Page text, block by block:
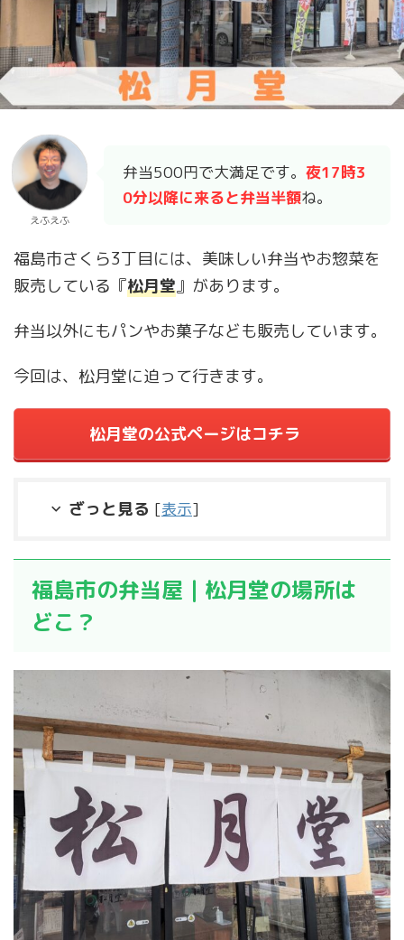
えふえふ
弁当500円で大満足です。 夜17時3
0分以降に来ると弁当半額ね。
福島市さくら3丁目には、美味しい弁当やお惣菜を
販売している『松月堂』があります。
弁当以外にもパンやお菓子なども販売しています。
今回は、松月堂に迫って行きます。
松月堂の公式ページはコチラ
ざっと見る [表示]
福島市の弁当屋｜松月堂の場所は
どこ？